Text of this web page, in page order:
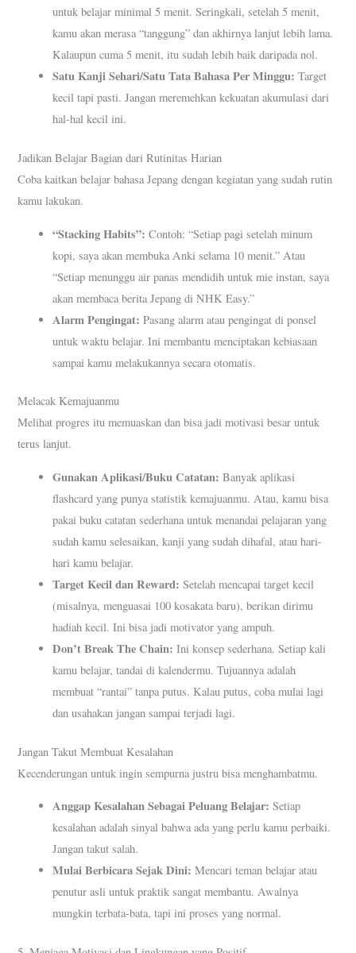
untuk belajar minimal 5 menit. Seringkali, setelah 5 menit,
kamu akan merasa “tanggung” dan akhirnya lanjut lebih lama.
Kalaupun cuma 5 menit, itu sudah lebih baik daripada nol.
Satu Kanji Sehari/Satu Tata Bahasa Per Minggu: Target
kecil tapi pasti. Jangan meremehkan kekuatan akumulasi dari
hal-hal kecil ini.
Jadikan Belajar Bagian dari Rutinitas Harian
Coba kaitkan belajar bahasa Jepang dengan kegiatan yang sudah rutin
kamu lakukan.
“Stacking Habits”: Contoh: “Setiap pagi setelah minum
kopi, saya akan membuka Anki selama 10 menit.” Atau
“Setiap menunggu air panas mendidih untuk mie instan, saya
akan membaca berita Jepang di NHK Easy.”
Alarm Pengingat: Pasang alarm atau pengingat di ponsel
untuk waktu belajar. Ini membantu menciptakan kebiasaan
sampai kamu melakukannya secara otomatis.
Melacak Kemajuanmu
Melihat progres itu memuaskan dan bisa jadi motivasi besar untuk
terus lanjut.
Gunakan Aplikasi/Buku Catatan: Banyak aplikasi
flashcard yang punya statistik kemajuanmu. Atau, kamu bisa
pakai buku catatan sederhana untuk menandai pelajaran yang
sudah kamu selesaikan, kanji yang sudah dihafal, atau hari-
hari kamu belajar.
Target Kecil dan Reward: Setelah mencapai target kecil
(misalnya, menguasai 100 kosakata baru), berikan dirimu
hadiah kecil. Ini bisa jadi motivator yang ampuh.
Don’t Break The Chain: Ini konsep sederhana. Setiap kali
kamu belajar, tandai di kalendermu. Tujuannya adalah
membuat “rantai” tanpa putus. Kalau putus, coba mulai lagi
dan usahakan jangan sampai terjadi lagi.
Jangan Takut Membuat Kesalahan
Kecenderungan untuk ingin sempurna justru bisa menghambatmu.
Anggap Kesalahan Sebagai Peluang Belajar: Setiap
kesalahan adalah sinyal bahwa ada yang perlu kamu perbaiki.
Jangan takut salah.
Mulai Berbicara Sejak Dini: Mencari teman belajar atau
penutur asli untuk praktik sangat membantu. Awalnya
mungkin terbata-bata, tapi ini proses yang normal.